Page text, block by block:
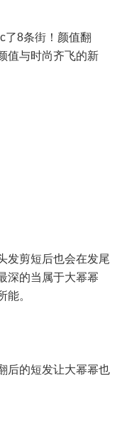
了8条街！颜值翻
值与时尚齐飞的新
发剪短后也会在发尾
深的当属于大幂幂
能。
后的短发让大幂幂也